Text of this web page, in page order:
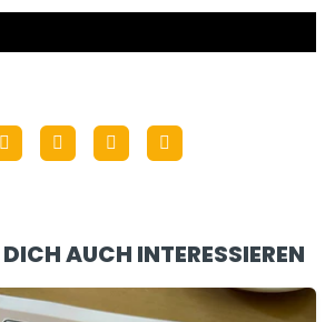
AUCH INTERESSIEREN